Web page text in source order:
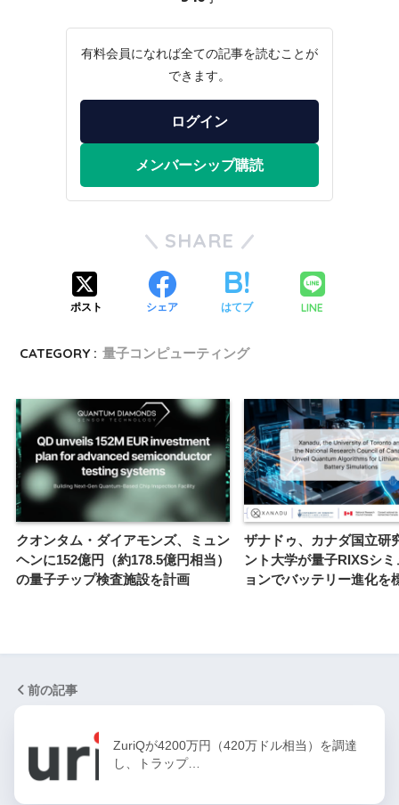
有料会員になれば全ての記事を読むことが
できます。
ログイン
メンバーシップ購読
SHARE
ポスト シェア はてブ LINE
CATEGORY : 量子コンピューティング
クオンタム・ダイアモンズ、ミュン
ヘンに152億円（約178.5億円相当）
の量子チップ検査施設を計画
ザナドゥ、カナダ国立研
ント大学が量子RIXSシ
ョンでバッテリー進化を
前の記事
ZuriQが4200万円（420万ドル相当）を調達
し、トラップ…